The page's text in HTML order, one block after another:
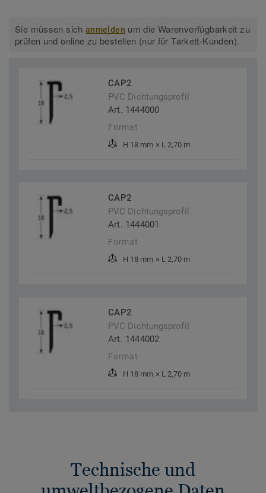
Sie müssen sichanmelden um die Warenverfügbarkeit zu
prüfen und online zu bestellen (nur für Tarkett-Kunden).
CAP2
PVC Dichtungsprofil
Art. 1444000
Format
H 18 mm × L 2,70 m
CAP2
PVC Dichtungsprofil
Art. 1444001
Format
H 18 mm × L 2,70 m
CAP2
PVC Dichtungsprofil
Art. 1444002
Format
H 18 mm × L 2,70 m
Technische und